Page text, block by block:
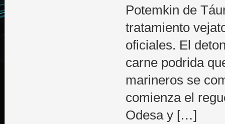
Potemkin de
tratamiento
oficiales. El
carne podrida
marineros se
comienza el
Odesa y […]